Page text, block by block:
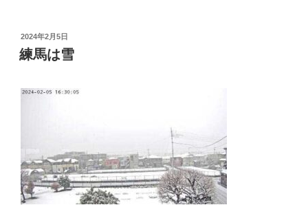
投
稿
日:
2024年2月5日
練馬は雪